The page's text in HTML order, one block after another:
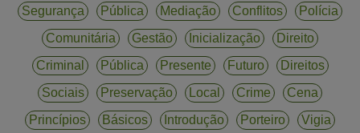
Segurança Pública Mediação Conflitos
Polícia
Comunitária
Gestão Inicialização
Direito
Criminal
Pública Presente Futuro
Direitos
Sociais
Preservação Local Crime
Cena
Princípios
Básicos Introdução Porteiro
Vigia